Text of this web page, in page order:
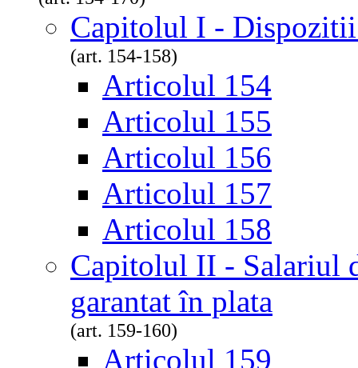
Capitolul I - Dispozitii
(art. 154-158)
Articolul 154
Articolul 155
Articolul 156
Articolul 157
Articolul 158
Capitolul II - Salariul
garantat în plata
(art. 159-160)
Articolul 159